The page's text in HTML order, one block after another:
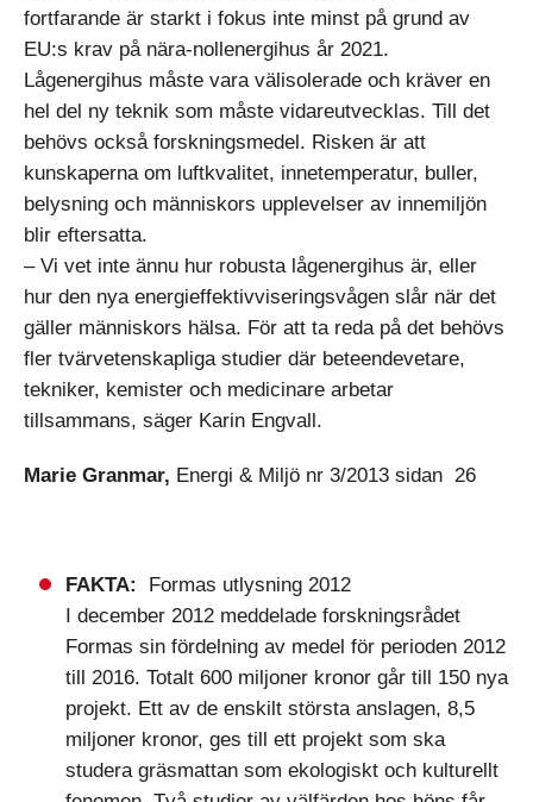
fortfarande är starkt i fokus inte minst på grund av
EU:s krav på nära-nollenergihus år 2021.
Lågenergihus måste vara välisolerade och kräver en
hel del ny teknik som måste vidareutvecklas. Till det
behövs också forskningsmedel. Risken är att
kunskaperna om luftkvalitet, innetemperatur, buller,
belysning och människors upplevelser av innemiljön
blir eftersatta.
– Vi vet inte ännu hur robusta lågenergihus är, eller
hur den nya energieffektivviseringsvågen slår när det
gäller människors hälsa. För att ta reda på det behövs
fler tvärvetenskapliga studier där beteendevetare,
tekniker, kemister och medicinare arbetar
tillsammans, säger Karin Engvall.
Marie Granmar, Energi & Miljö nr 3/2013 sidan 26
FAKTA:
Formas utlysning 2012
I december 2012 meddelade forskningsrådet
Formas sin fördelning av medel för perioden 2012
till 2016. Totalt 600 miljoner kronor går till 150 nya
projekt. Ett av de enskilt största anslagen, 8,5
miljoner kronor, ges till ett projekt som ska
studera gräsmattan som ekologiskt och kulturellt